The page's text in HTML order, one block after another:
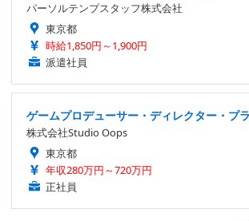
パーソルテンプスタッフ株式会社
東京都
時給1,850円～1,900円
派遣社員
ゲームプロデューサー・ディレクター・プ
株式会社Studio Oops
東京都
年収280万円～720万円
正社員